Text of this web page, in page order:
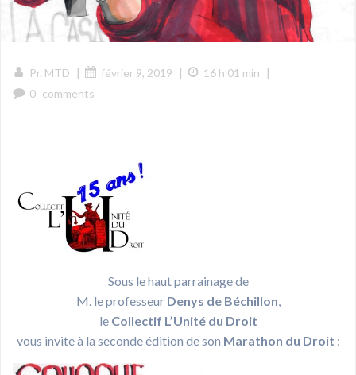
Pr. MTD | février 9, 2019 | 16 h 01 min |
0 comments
Sous le haut parrainage de
M. le professeur Denys de Béchillon,
le Collectif L’Unité du Droit
vous invite à la seconde édition de son Marathon du Droit :